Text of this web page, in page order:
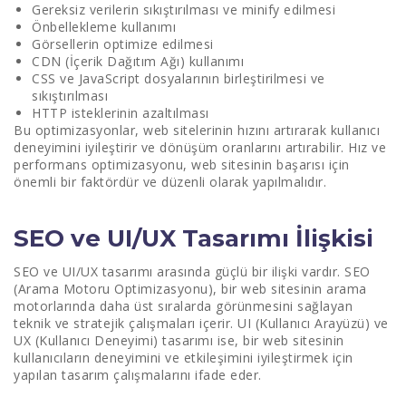
Gereksiz verilerin sıkıştırılması ve minify edilmesi
Önbellekleme kullanımı
Görsellerin optimize edilmesi
CDN (İçerik Dağıtım Ağı) kullanımı
CSS ve JavaScript dosyalarının birleştirilmesi ve
sıkıştırılması
HTTP isteklerinin azaltılması
Bu optimizasyonlar, web sitelerinin hızını artırarak kullanıcı
deneyimini iyileştirir ve dönüşüm oranlarını artırabilir. Hız ve
performans optimizasyonu, web sitesinin başarısı için
önemli bir faktördür ve düzenli olarak yapılmalıdır.
SEO ve UI/UX Tasarımı İlişkisi
SEO ve UI/UX tasarımı arasında güçlü bir ilişki vardır. SEO
(Arama Motoru Optimizasyonu), bir web sitesinin arama
motorlarında daha üst sıralarda görünmesini sağlayan
teknik ve stratejik çalışmaları içerir. UI (Kullanıcı Arayüzü) ve
UX (Kullanıcı Deneyimi) tasarımı ise, bir web sitesinin
kullanıcıların deneyimini ve etkileşimini iyileştirmek için
yapılan tasarım çalışmalarını ifade eder.